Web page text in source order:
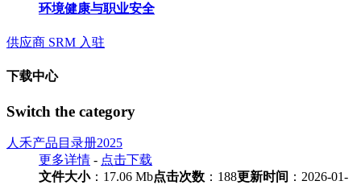
环境健康与职业安全
供应商 SRM 入驻
下载中心
Switch the category
人禾产品目录册2025
更多详情 - 点击下载
文件大小：17.06 Mb点击次数 ：188更新时间 ：2026-01-